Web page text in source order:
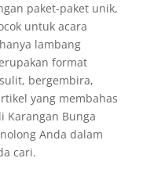
paket-paket unik,
untuk acara
lambang
format
bergembira,
yang membahas
Karangan Bunga
Anda dalam
cari.